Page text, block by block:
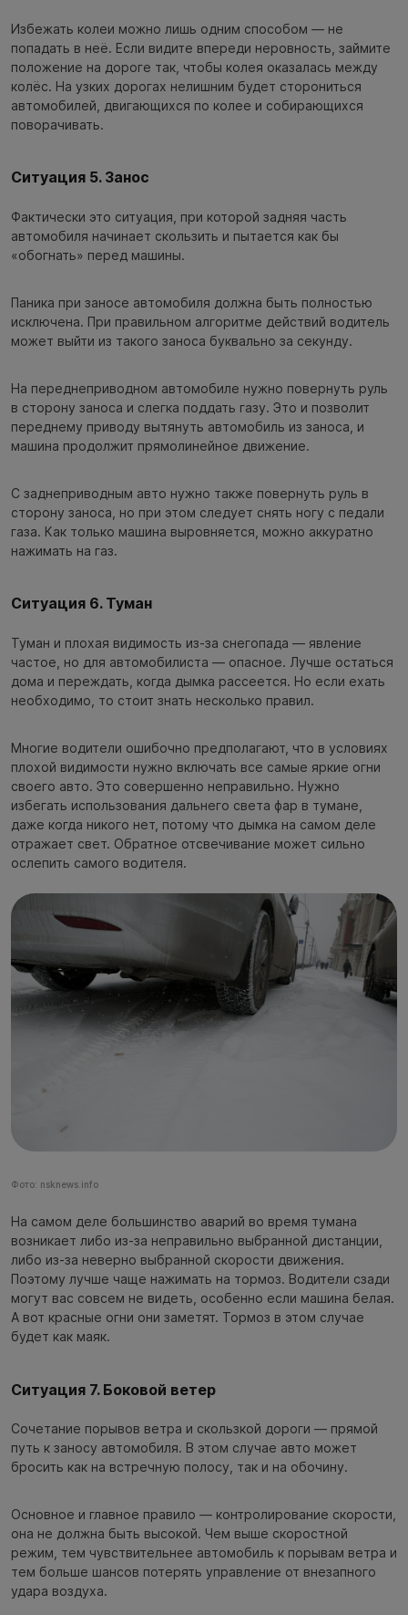
Избежать колеи можно лишь одним способом — не
попадать в неё. Если видите впереди неровность, займите
положение на дороге так, чтобы колея оказалась между
колёс. На узких дорогах нелишним будет сторониться
автомобилей, двигающихся по колее и собирающихся
поворачивать.
Ситуация 5. Занос
Фактически это ситуация, при которой задняя часть
автомобиля начинает скользить и пытается как бы
«обогнать» перед машины.
Паника при заносе автомобиля должна быть полностью
исключена. При правильном алгоритме действий водитель
может выйти из такого заноса буквально за секунду.
На переднеприводном автомобиле нужно повернуть руль
в сторону заноса и слегка поддать газу. Это и позволит
переднему приводу вытянуть автомобиль из заноса, и
машина продолжит прямолинейное движение.
С заднеприводным авто нужно также повернуть руль в
сторону заноса, но при этом следует снять ногу с педали
газа. Как только машина выровняется, можно аккуратно
нажимать на газ.
Ситуация 6. Туман
Туман и плохая видимость из-за снегопада — явление
частое, но для автомобилиста — опасное. Лучше остаться
дома и переждать, когда дымка рассеется. Но если ехать
необходимо, то стоит знать несколько правил.
Многие водители ошибочно предполагают, что в условиях
плохой видимости нужно включать все самые яркие огни
своего авто. Это совершенно неправильно. Нужно
избегать использования дальнего света фар в тумане,
даже когда никого нет, потому что дымка на самом деле
отражает свет. Обратное отсвечивание может сильно
ослепить самого водителя.
Фото: nsknews.info
На самом деле большинство аварий во время тумана
возникает либо из-за неправильно выбранной дистанции,
либо из-за неверно выбранной скорости движения.
Поэтому лучше чаще нажимать на тормоз. Водители сзади
могут вас совсем не видеть, особенно если машина белая.
А вот красные огни они заметят. Тормоз в этом случае
будет как маяк.
Ситуация 7. Боковой ветер
Сочетание порывов ветра и скользкой дороги — прямой
путь к заносу автомобиля. В этом случае авто может
бросить как на встречную полосу, так и на обочину.
Основное и главное правило — контролирование скорости,
она не должна быть высокой. Чем выше скоростной
режим, тем чувствительнее автомобиль к порывам ветра и
тем больше шансов потерять управление от внезапного
удара воздуха.